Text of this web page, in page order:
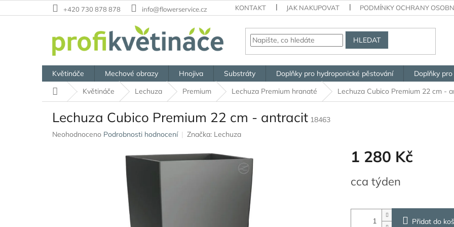
na
+420 730 878 878 info@flowerservice.cz KONTAKT JAK NAKUPOVAT PODMÍNKY OCHRANY
HLEDAT
Květináče Mechové obrazy Hnojiva Substráty Doplňky pro hydroponické pěstování Doplňky
Domů
Květináče Lechuza Premium Lechuza Premium hranaté Lechuza Cubico Premium 22 cm -
Lechuza Cubico Premium 22 cm - antracit 18463
Průměrné
Neohodnoceno Podrobnosti hodnocení Značka: Lechuza
1 280 Kč
cena:
cca týden
Přidat do